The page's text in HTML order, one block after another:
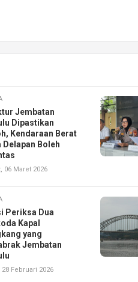
Jembatan
Dipastikan
Kendaraan Berat
Delapan Boleh
06 Maret 2026
Periksa Dua
Kapal
yang
Jembatan
28 Februari 2026